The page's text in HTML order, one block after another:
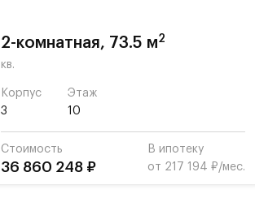
2-комнатная, 73.5 м2
кв.
Корпус
3
Этаж
10
Стоимость
36 860 248 ₽
В ипотеку
от 217 194 ₽/мес.